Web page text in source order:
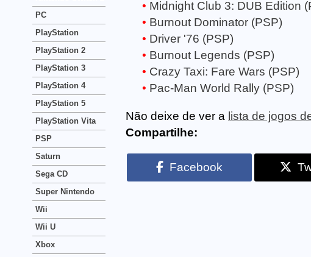
Midnight Club 3: DUB Edition
Burnout Dominator (PSP)
Driver '76 (PSP)
Burnout Legends (PSP)
Crazy Taxi: Fare Wars (PSP)
Pac-Man World Rally (PSP)
Não deixe de ver a lista de jogos
Compartilhe:
Facebook
PC
PlayStation
PlayStation 2
PlayStation 3
PlayStation 4
PlayStation 5
PlayStation Vita
PSP
Saturn
Sega CD
Super Nintendo
Wii
Wii U
Xbox